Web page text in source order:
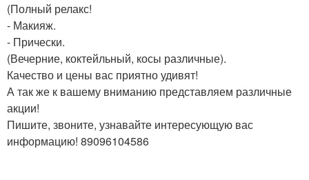
(Полный релакс!
- Макияж.
- Прически.
(Вечерние, коктейльный, косы различные).
Качество и цены вас приятно удивят!
А так же к вашему вниманию представляем различные
акции!
Пишите, звоните, узнавайте интересующую вас
информацию! 89096104586